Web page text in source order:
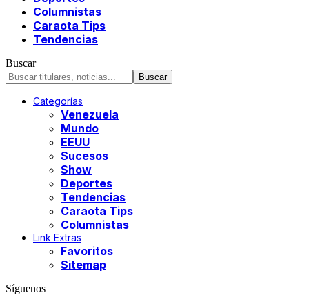
Columnistas
Caraota Tips
Tendencias
Buscar
Categorías
Venezuela
Mundo
EEUU
Sucesos
Show
Deportes
Tendencias
Caraota Tips
Columnistas
Link Extras
Favoritos
Sitemap
Síguenos